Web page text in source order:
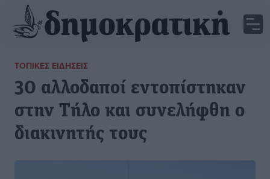
ΤΟΠΙΚΈΣ ΕΙΔΉΣΕΙΣ
30 αλλοδαποί εντοπίστηκαν
στην Τήλο και συνελήφθη ο
διακινητής τους